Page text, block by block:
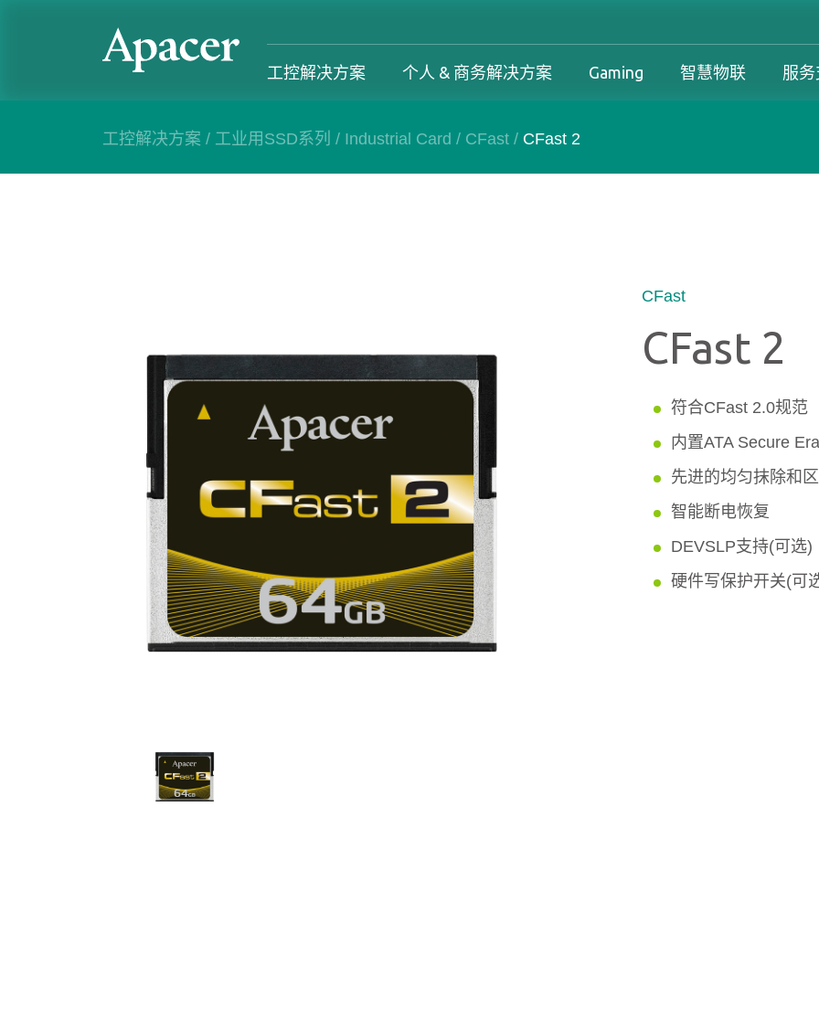
工控解决方案
工控解决方案
成功案例
技术
部落格
工控解决方案总览
个人 & 商务解决方案
个人 & 商务解决方案 个人 & 商务解决方案总览
Gaming
Gaming Gaming 总览
智慧物联 服
服务支援
产品变更和停产政策
工控解决方案 / 工业用SSD系列 / Industrial Card / CFast / CFast 2
CFast
CFast 2
符合CFast 2.0规范
内置ATA Secure
先进的均匀抹除和
智能断电恢复
DEVSLP支持(可选)
硬件写保护开关(可